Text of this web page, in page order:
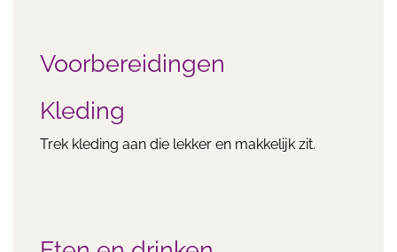
Voorbereidingen
Kleding
Trek kleding aan die lekker en makkelijk zit.